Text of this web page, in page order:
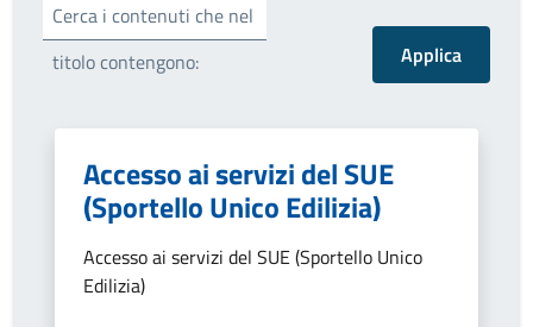
Cerca i contenuti che nel
titolo contengono:
Accesso ai servizi del SUE
(Sportello Unico Edilizia)
Accesso ai servizi del SUE (Sportello Unico
Edilizia)